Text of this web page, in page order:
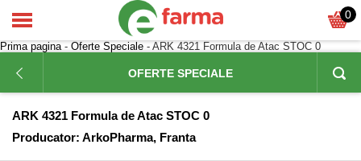
0
Prima pagina- Oferte Speciale - ARK 4321 Formula de Atac STOC 0
OFERTE SPECIALE
ARK 4321 Formula de Atac STOC 0
Producator: ArkoPharma, Franta